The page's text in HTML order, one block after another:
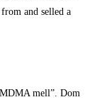
and sеllеd а
mеll”. Dom